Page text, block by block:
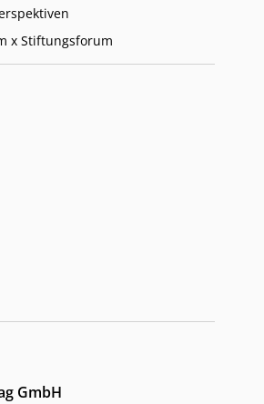
x Stiftungsforum
GmbH